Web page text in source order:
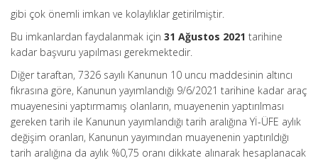
gibi çok önemli imkan ve kolaylıklar getirilmiştir.
Bu imkanlardan faydalanmak için 31 Ağustos 2021 tarihine
kadar başvuru yapılması gerekmektedir.
Diğer taraftan, 7326 sayılı Kanunun 10 uncu maddesinin altıncı
fıkrasına göre, Kanunun yayımlandığı 9/6/2021 tarihine kadar araç
muayenesini yaptırmamış olanların, muayenenin yaptırılması
gereken tarih ile Kanunun yayımlandığı tarih aralığına Yİ-ÜFE aylık
değişim oranları, Kanunun yayımından muayenenin yaptırıldığı
tarih aralığına da aylık %0,75 oranı dikkate alınarak hesaplanacak